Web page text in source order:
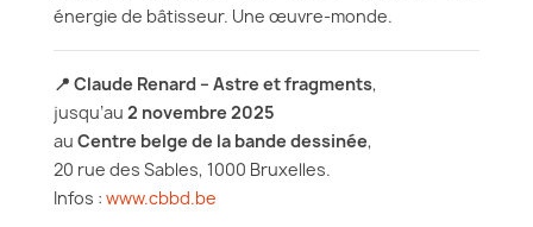
énergie de bâtisseur. Une œuvre-monde.
📍 Claude Renard – Astre et fragments,
jusqu’au 2 novembre 2025
au Centre belge de la bande dessinée,
20 rue des Sables, 1000 Bruxelles.
Infos : www.cbbd.be